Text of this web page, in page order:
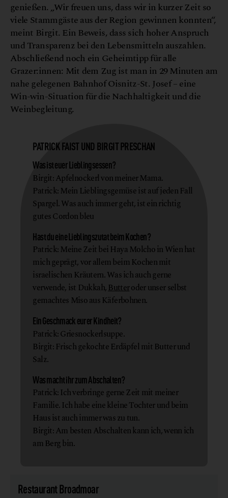
genießen. „Wir freuen uns, dass wir in kurzer Zeit so
viele Stammgäste aus der Region gewinnen konnten“,
meint Birgit. Ein Beweis, dass sich hoher Anspruch
und Transparenz bei den Lebensmitteln auszahlen.
Abschließend noch ein Geheimtipp für alle
Grazer:innen: Mit dem Zug ist man in 29 Minuten am
nahe gelegenen Bahnhof Oisnitz-St. Josef – eine
Win-win-Situation für die Nachhaltigkeit und die
Weinbegleitung.
PATRICK FAIST UND BIRGIT PRESCHAN
Was ist euer Lieblingsessen?
Birgit: Apfelnockerl von meiner Mama.
Patrick: Mein Lieblingsgemüse ist auf jeden Fall
Spargel. Was auch immer geht, ist ein richtig
gutes Cordon bleu
Hast du eine Lieblingszutat beim Kochen?
Patrick: Meine Zeit bei Haya Molcho in Wien hat
mich geprägt, vor allem beim Kochen mit
israelischen Kräutern. Was ich auch gerne
verwende, ist Dukkah,Butteroder unser selbst
gemachtes Miso aus Käferbohnen.
Ein Geschmack eurer Kindheit?
Patrick: Griesnockerlsuppe.
Birgit: Frisch gekochte Erdäpfel mit Butter und
Salz.
Was macht ihr zum Abschalten?
Patrick: Ich verbringe gerne Zeit mit meiner
Familie. Ich habe eine kleine Tochter und beim
Haus ist auch immer was zu tun.
Birgit: Am besten Abschalten kann ich, wenn ich
am Berg bin.
Restaurant Broadmoar